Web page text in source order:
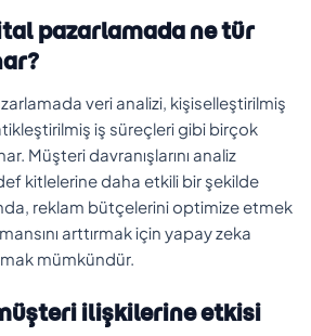
pazarlamada ne tür
veri analizi, kişiselleştirilmiş
iş süreçleri gibi birçok
Müşteri davranışlarını analiz
kitlelerine daha etkili bir şekilde
reklam bütçelerini optimize etmek
arttırmak için yapay zeka
mümkündür.
ilişkilerine etkisi